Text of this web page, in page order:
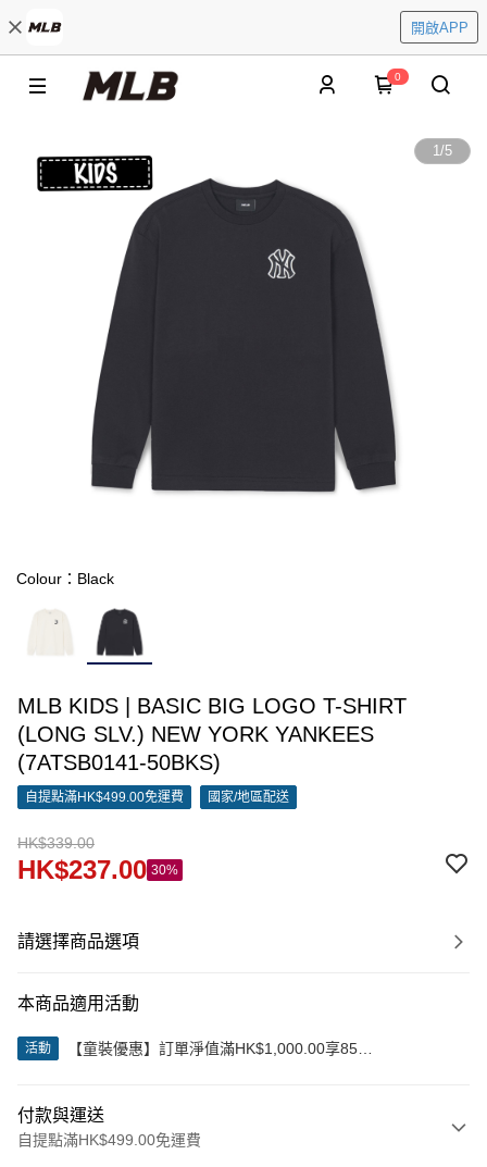
開啟APP
0
1/5
Colour：Black
MLB KIDS | BASIC BIG LOGO T-SHIRT
(LONG SLV.) NEW YORK YANKEES
(7ATSB0141-50BKS)
自提點滿HK$499.00免運費 國家/地區配送
HK$339.00
HK$237.00 30%
請選擇商品選項
本商品適用活動
活動
【童裝優惠】訂單淨值滿HK$1,000.00享85
付款與運送
自提點滿HK$499.00免運費